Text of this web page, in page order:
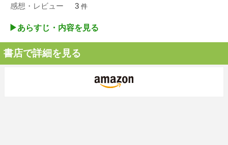
感想・レビュー 3 件
▶︎あらすじ・内容を見る
書店で詳細を見る